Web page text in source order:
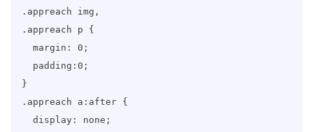
.appreach img,
.appreach p {
  margin: 0;
}
.appreach a:after {
  display: none;